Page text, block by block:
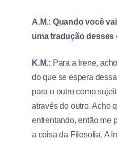
A.M.: Quando você
uma tradução
K.M.: Para a Irene,
do que se espera
para o outro como
através do outro. Acho
enfrentando, então me
a coisa da Filosofia. A